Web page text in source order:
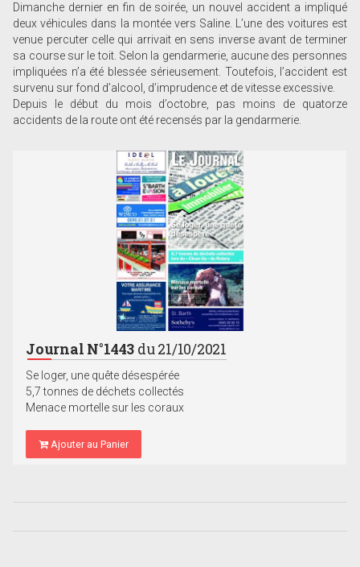
Dimanche dernier en fin de soirée, un nouvel accident a impliqué
deux véhicules dans la montée vers Saline. L’une des voitures est
venue percuter celle qui arrivait en sens inverse avant de terminer
sa course sur le toit. Selon la gendarmerie, aucune des personnes
impliquées n’a été blessée sérieusement. Toutefois, l’accident est
survenu sur fond d’alcool, d’imprudence et de vitesse excessive.
Depuis le début du mois d’octobre, pas moins de quatorze
accidents de la route ont été recensés par la gendarmerie.
Journal N°1443 du 21/10/2021
Se loger, une quête désespérée
5,7 tonnes de déchets collectés
Menace mortelle sur les coraux
Ajouter au Panier